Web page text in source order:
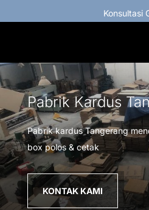
Konsultasi
Pabrik Kardus
Pabrik kardus Tangerang
box polos & cetak
KONTAK KAMI